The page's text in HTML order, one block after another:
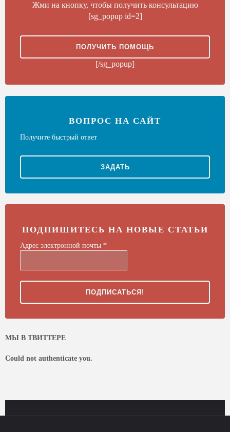
Жми на кнопку, чтобы получить консультацию
[sg_popup id=2]
ПОЛУЧИТЬ ПОМОЩЬ
[/sg_popup]
ВОПРОС НА САЙТ
Получите быстрый ответ
ЗАДАТЬ
ПОДПИШИТЕСЬ НА НОВЫЕ СТАТЬИ
Адрес электронной почты *
МЫ В ТВИТТЕРЕ
Could not authenticate you.